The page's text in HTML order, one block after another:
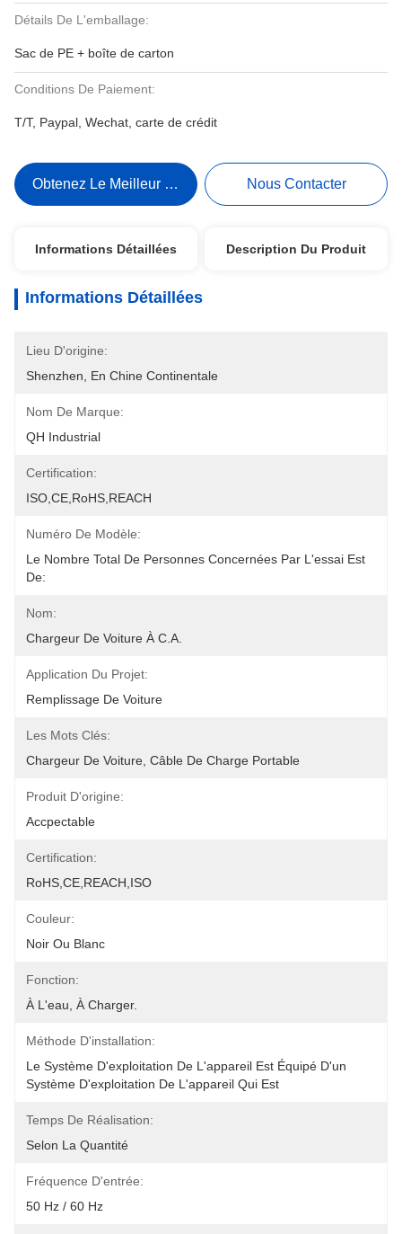
Détails De L'emballage:
Sac de PE + boîte de carton
Conditions De Paiement:
T/T, Paypal, Wechat, carte de crédit
Obtenez Le Meilleur Prix Nous Contacter
Informations Détaillées Description Du Produit
Informations Détaillées
Lieu D'origine:
Shenzhen, En Chine Continentale
Nom De Marque:
QH Industrial
Certification:
ISO,CE,RoHS,REACH
Numéro De Modèle:
Le Nombre Total De Personnes Concernées Par L'essai Est
De:
Nom:
Chargeur De Voiture À C.A.
Application Du Projet:
Remplissage De Voiture
Les Mots Clés:
Chargeur De Voiture, Câble De Charge Portable
Produit D'origine:
Accpectable
Certification:
RoHS,CE,REACH,ISO
Couleur:
Noir Ou Blanc
Fonction:
À L'eau, À Charger.
Méthode D'installation:
Le Système D'exploitation De L'appareil Est Équipé D'un
Système D'exploitation De L'appareil Qui Est
Temps De Réalisation:
Selon La Quantité
Fréquence D'entrée:
50 Hz / 60 Hz